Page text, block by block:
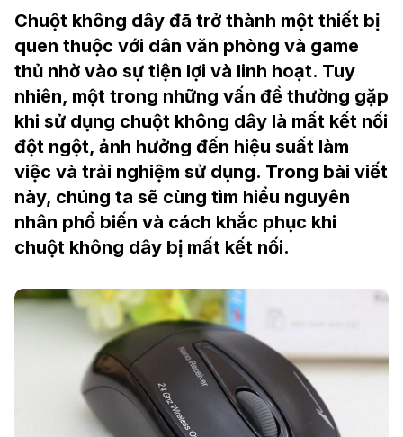
Chuột không dây đã trở thành một thiết bị
quen thuộc với dân văn phòng và game
thủ nhờ vào sự tiện lợi và linh hoạt. Tuy
nhiên, một trong những vấn đề thường gặp
khi sử dụng chuột không dây là mất kết nối
đột ngột, ảnh hưởng đến hiệu suất làm
việc và trải nghiệm sử dụng. Trong bài viết
này, chúng ta sẽ cùng tìm hiểu nguyên
nhân phổ biến và cách khắc phục khi
chuột không dây bị mất kết nối.